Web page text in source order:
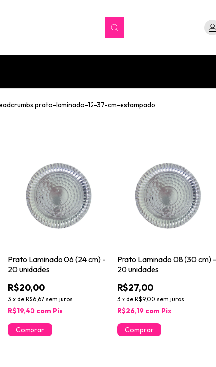
laminado-12-37-cm-estampado
Prato Laminado 06 (24 cm) -
20 unidades
R$20,00
3 x de R$6,67 sem juros
R$19,40 com Pix
Prato Laminado 08 (30 cm) -
20 unidades
R$27,00
3 x deR$9,00 sem juros
R$26,19 com Pix